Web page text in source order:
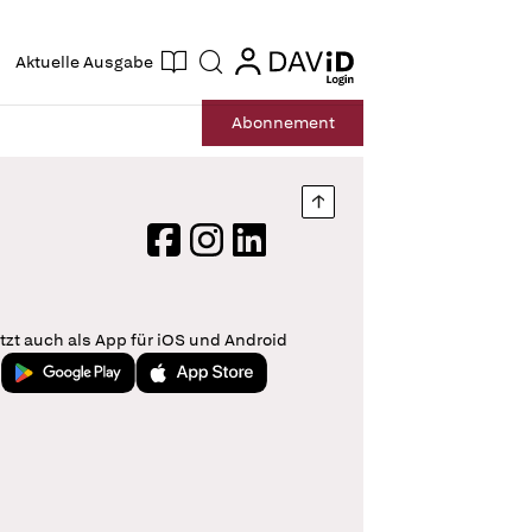
Aktuelle Ausgabe Suche login
login
Abonnement
Nach oben springen
FacebookInstagram
LinkedIn
auch als App für iOS und Android
Jetzt bei Google PlayLaden im App Store